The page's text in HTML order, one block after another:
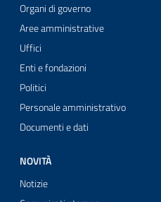
Organi di governo
Aree amministrative
Uffici
Enti e fondazioni
Politici
Personale amministrativo
Documenti e dati
NOVITÀ
Notizie